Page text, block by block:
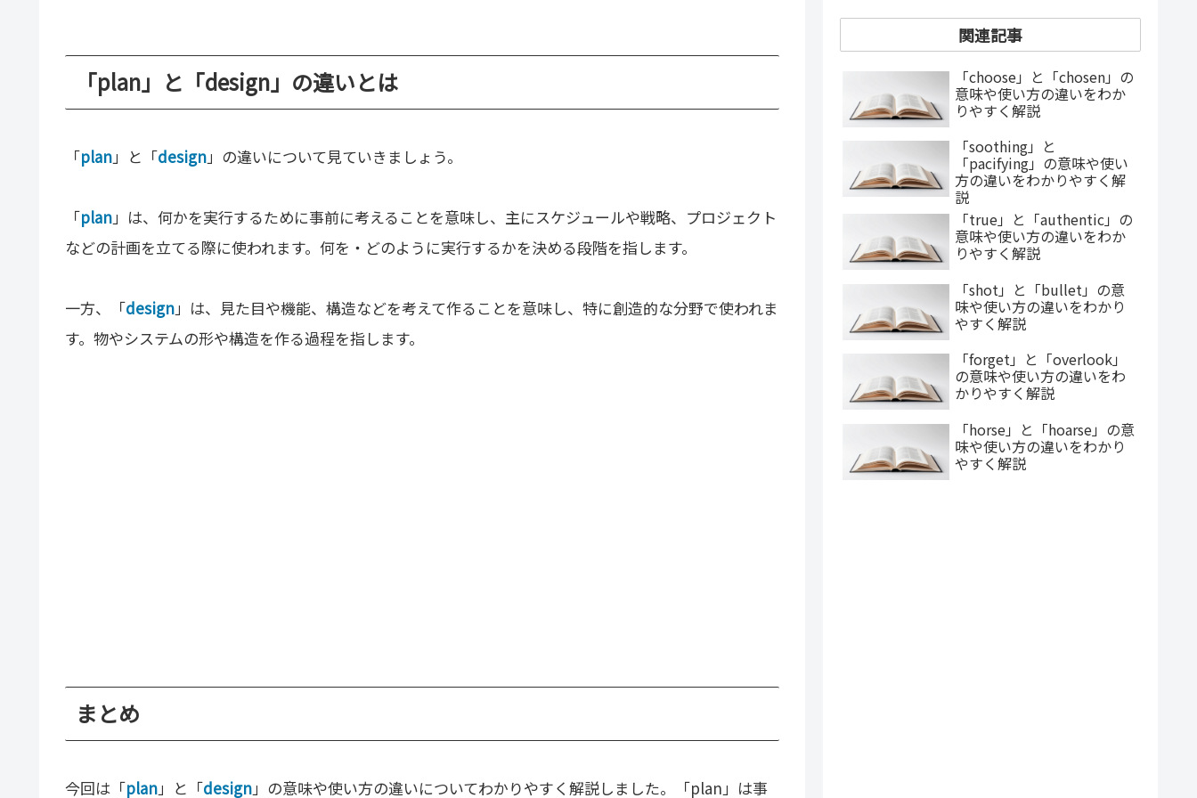
「plan」と「design」の違いとは
「plan」と「design」の違いについて見ていきましょう。
「plan」は、何かを実行するために事前に考えることを意味し、主にスケジュールや戦略、プロジェクト
などの計画を立てる際に使われます。何を・どのように実行するかを決める段階を指します。
一方、「design」は、見た目や機能、構造などを考えて作ることを意味し、特に創造的な分野で使われま
す。物やシステムの形や構造を作る過程を指します。
まとめ
今回は「plan」と「design」の意味や使い方の違いについてわかりやすく解説しました。「plan」は事
関連記事
「choose」と「chosen」の
意味や使い方の違いをわか
りやすく解説
「soothing」と
「pacifying」の意味や使い
方の違いをわかりやすく解
説
「true」と「authentic」の
意味や使い方の違いをわか
りやすく解説
「shot」と「bullet」の意
味や使い方の違いをわかり
やすく解説
「forget」と「overlook」
の意味や使い方の違いをわ
かりやすく解説
「horse」と「hoarse」の意
味や使い方の違いをわかり
やすく解説